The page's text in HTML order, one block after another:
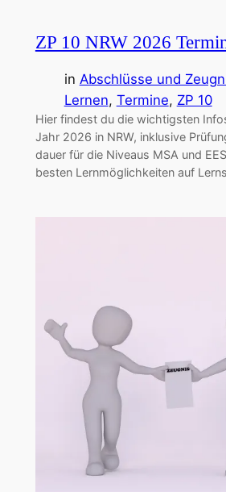
ZP 10 NRW 2026
in Abschlüsse und
Lernen, Termine, ZP 10
Hier findest du die wichtigsten
Jahr 2026 in NRW, inklusive
dauer für die Niveaus MSA und
besten Lernmöglichkeiten auf